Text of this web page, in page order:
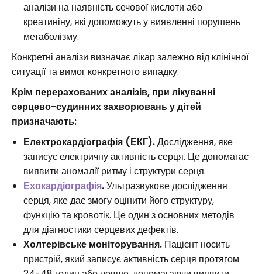
аналізи на наявність сечової кислоти або
креатиніну, які допоможуть у виявленні порушень
метаболізму.
Конкретні аналізи визначає лікар залежно від клінічної
ситуації та вимог конкретного випадку.
Крім перерахованих аналізів, при лікуванні
серцево-судинних захворювань у дітей
призначають:
Електрокардіографія (ЕКГ).Дослідження, яке
записує електричну активність серця. Це допомагає
виявити аномалії ритму і структури серця.
Ехокардіографія.Ультразвукове дослідження
серця, яке дає змогу оцінити його структуру,
функцію та кровотік. Це один з основних методів
для діагностики серцевих дефектів.
Холтерівське моніторування. Пацієнт носить
пристрій, який записує активність серця протягом